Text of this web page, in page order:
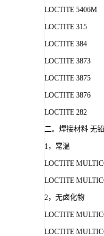
LOCTITE 5406M
LOCTITE 315
LOCTITE 384
LOCTITE 3873
LOCTITE 3875
LOCTITE 3876
LOCTITE 282
二。焊接材料 无铅
1，常温
LOCTITE
LOCTITE
2，无卤化物
LOCTITE
LOCTITE